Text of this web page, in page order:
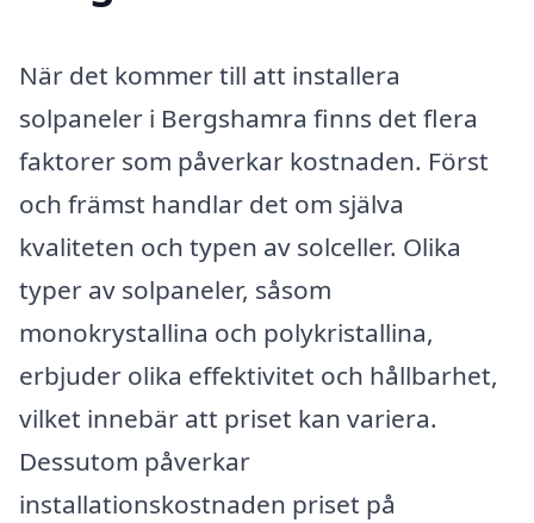
När det kommer till att installera
solpaneler i Bergshamra finns det flera
faktorer som påverkar kostnaden. Först
och främst handlar det om själva
kvaliteten och typen av solceller. Olika
typer av solpaneler, såsom
monokrystallina och polykristallina,
erbjuder olika effektivitet och hållbarhet,
vilket innebär att priset kan variera.
Dessutom påverkar
installationskostnaden priset på